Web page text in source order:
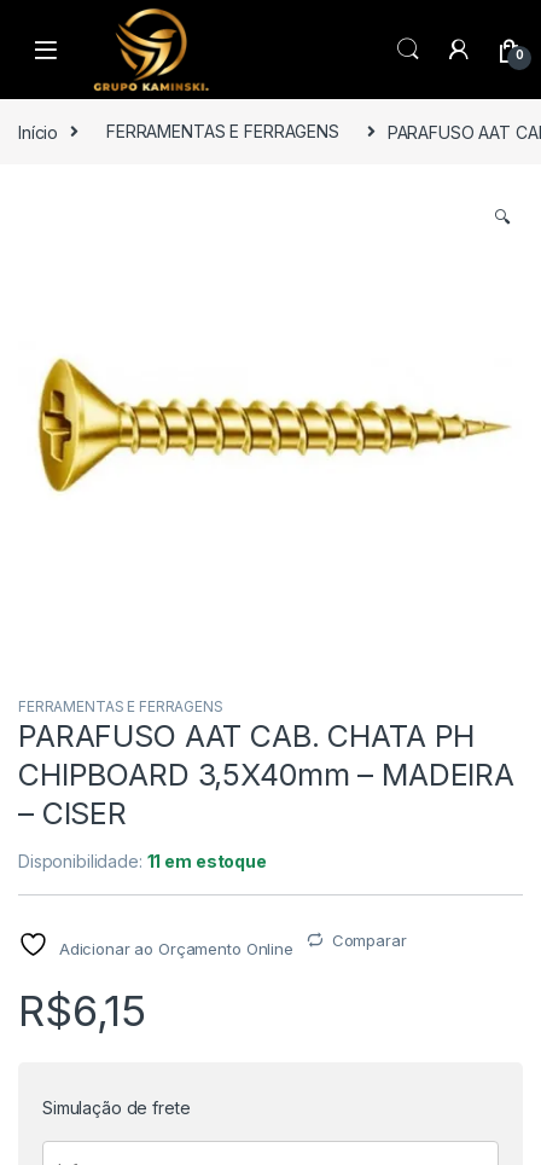
Saltar para navegação
Pular para o conteúdo
0
Início FERRAMENTAS E FERRAGENS PARAFUSO AAT
🔍
FERRAMENTAS E FERRAGENS
PARAFUSO AAT CAB. CHATA PH
CHIPBOARD 3,5X40mm – MADEIRA
– CISER
Disponibilidade: 11 em estoque
Adicionar ao Orçamento Online Comparar
R$6,15
Simulação de frete